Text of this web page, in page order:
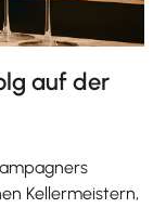
auf der
Kellermeistern,